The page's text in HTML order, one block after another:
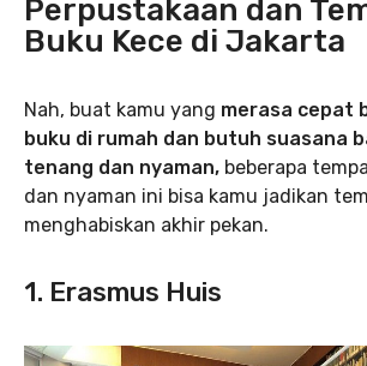
Perpustakaan dan
Buku Kece di Jakarta
Nah, buat kamu yang merasa cepat
buku di rumah dan butuh suasana
tenang dan nyaman, beberapa
dan nyaman ini bisa kamu jadikan
menghabiskan akhir pekan.
1. Erasmus Huis